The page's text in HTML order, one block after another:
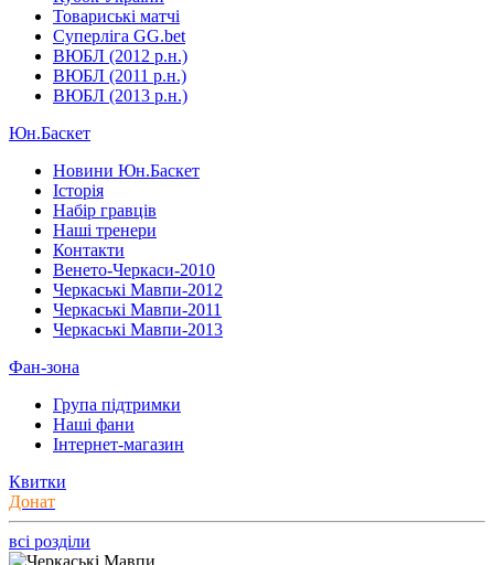
Товариські матчі
Суперліга GG.bet
ВЮБЛ (2012 р.н.)
ВЮБЛ (2011 р.н.)
ВЮБЛ (2013 р.н.)
Юн.Баскет
Новини Юн.Баскет
Історія
Набір гравців
Наші тренери
Контакти
Венето-Черкаси-2010
Черкаські Мавпи-2012
Черкаські Мавпи-2011
Черкаські Мавпи-2013
Фан-зона
Група підтримки
Наші фани
Інтернет-магазин
Квитки
Донат
всі розділи